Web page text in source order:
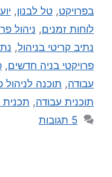
בפרויקט, טל לבנון,
לוחות זמנים, ניהול
נתיב קריטי בניהול,
פרויקטי בניה חדשים,
עבודה, תוכנה לניהול
תוכנית עבודה, תכנית
5 תגובות